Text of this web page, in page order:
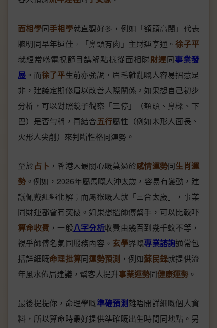
面相學同手相學就直觀好多，例如「額頭高闊」代表
聰明同早年運佳，「鼻頭有肉」主財運亨通。徐子平
就經常喺電視節目講解點樣從面相睇財運同事業發
展 。而徐子平生前亦強調，眉毛雜亂嘅人容易招惹是
非，建議定期修眉以改善人際關係。如果想自己初步
分析，可以對照鏡子觀察「三停」（額頭、鼻樑、下
巴）是否勻稱，再結合五行屬性（例如木形人面長、
火形人尖削）來判斷性格同運勢。
至於占卜 ，香港人最關心嘅莫過於感情運勢同生肖運
勢 。例如，2026年屬馬嘅人沖太歲，容易有變動，建
議佩戴紅繩化解；而屬猴嘅人就「三合太歲」，事業
同財運都會有突破。如果想搵師傅幫手，可以比較吓
算命收費 ，一般八字分析收費由幾百到幾千蚊不等，
視乎師傅名氣同服務內容。 玄學界嘅專業諮詢通常包
括詳細嘅命理批算同運勢預測 ，例如蘇民鋒就提供流
年風水佈局建議，幫客人提升事業運勢同健康運勢 。
最後提提你，命理學嘅準確預測離唔開詳細嘅個人資
料，所以算命時最好提供準確嘅出生時間同地點。另